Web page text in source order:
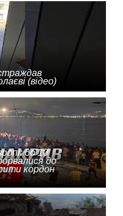
(відео)
до 10
до
кордон